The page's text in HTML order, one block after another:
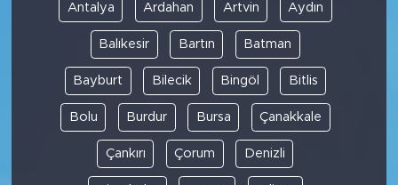
Antalya Ardahan Artvin Aydın
Balıkesir Bartın Batman
Bayburt Bilecik Bingöl Bitlis
Bolu Burdur Bursa Çanakkale
Çankırı Çorum Denizli